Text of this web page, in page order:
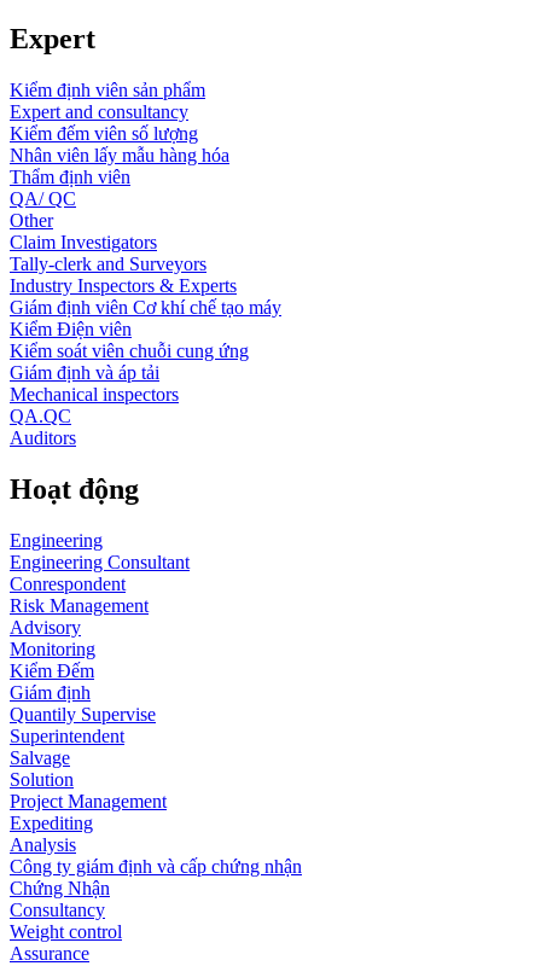
Expert
Kiểm định viên sản phẩm
Expert and consultancy
Kiểm đếm viên số lượng
Nhân viên lấy mẫu hàng hóa
Thẩm định viên
QA/ QC
Other
Claim Investigators
Tally-clerk and Surveyors
Industry Inspectors & Experts
Giám định viên Cơ khí chế tạo máy
Kiểm Điện viên
Kiểm soát viên chuỗi cung ứng
Giám định và áp tải
Mechanical inspectors
QA.QC
Auditors
Hoạt động
Engineering
Engineering Consultant
Conrespondent
Risk Management
Advisory
Monitoring
Kiểm Đếm
Giám định
Quantily Supervise
Superintendent
Salvage
Solution
Project Management
Expediting
Analysis
Công ty giám định và cấp chứng nhận
Chứng Nhận
Consultancy
Weight control
Assurance